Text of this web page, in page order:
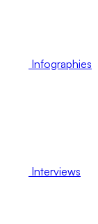
Infographies
Interviews